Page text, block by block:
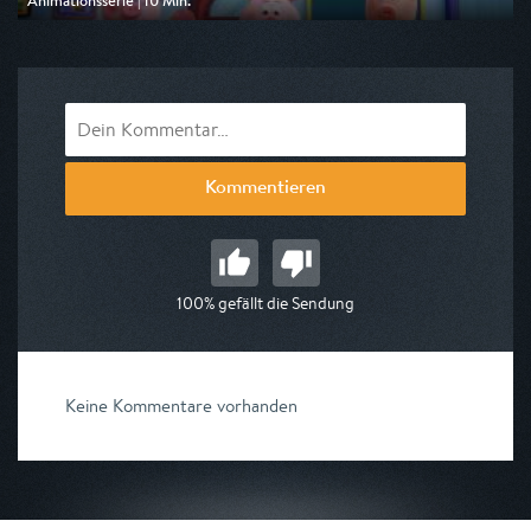
Ausgestrahlt von ZDF
Kommentieren
100% gefällt die Sendung
Keine Kommentare vorhanden